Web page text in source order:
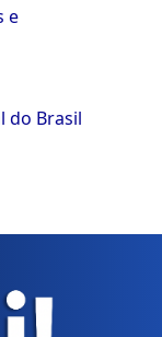
e
do Brasil